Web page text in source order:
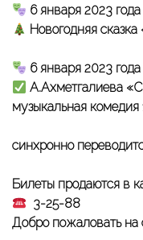
6 января 2023
Новогодняя
6 января 2023
А.Ахметгалиева
(с
синхронно
Билеты продаются в
3-25-88
Добро пожаловать на